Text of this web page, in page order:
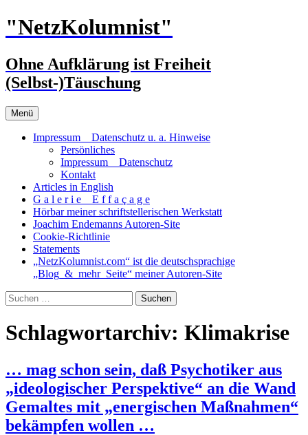
Zum
Inhalt
"NetzKolumnist"
Ohne Aufklärung ist Freiheit
(Selbst-)Täuschung
Menü
Impressum _ Datenschutz u. a. Hinweise
Persönliches
Impressum _ Datenschutz
Kontakt
Articles in English
G a l e r i e _ E f f a ç a g e
Hörbar meiner schriftstellerischen Werkstatt
Joachim Endemanns Autoren-Site
Cookie-Richtlinie
Statements
„NetzKolumnist.com“ ist die deutschsprachige
„Blog_&_mehr_Seite“ meiner Autoren-Site
Suchen
nach:
Schlagwortarchiv: Klimakrise
… mag schon sein, daß Psychotiker aus
„ideologischer Perspektive“ an die Wand
Gemaltes mit „energischen Maßnahmen“
bekämpfen wollen …